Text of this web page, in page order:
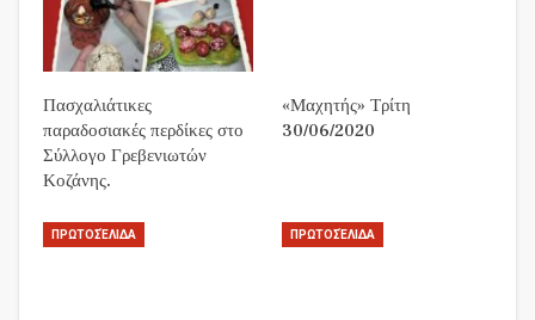
Πασχαλιάτικες
παραδοσιακές περδίκες στο
Σύλλογο Γρεβενιωτών
Κοζάνης.
«Μαχητής» Τρίτη
30/06/2020
ΠΡΩΤΟΣΈΛΙΔΑ ΠΡΩΤΟΣΈΛΙΔΑ